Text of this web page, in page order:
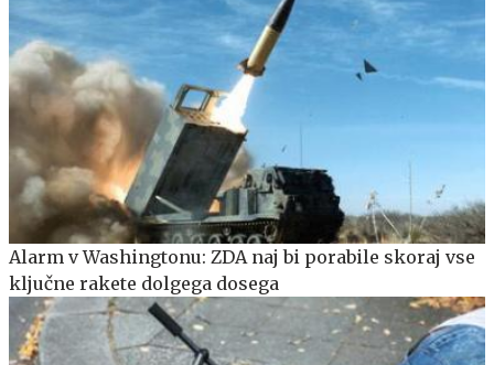
Alarm v Washingtonu: ZDA naj bi porabile skoraj vse
ključne rakete dolgega dosega